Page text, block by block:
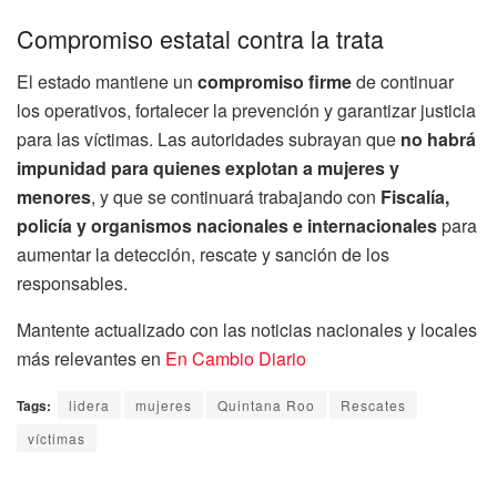
Compromiso estatal contra la trata
El estado mantiene un compromiso firmede continuar
los operativos, fortalecer la prevención y garantizar justicia
para las víctimas. Las autoridades subrayan que no habrá
impunidad para quienes explotan a mujeres y
menores, y que se continuará trabajando con Fiscalía,
policía y organismos nacionales e internacionalespara
aumentar la detección, rescate y sanción de los
responsables.
Mantente actualizado con las noticias nacionales y locales
más relevantes en En Cambio Diario
Tags: lidera mujeres Quintana Roo
Rescates
víctimas